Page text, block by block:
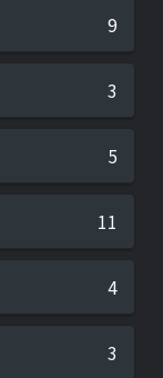
9
3
5
11
4
3